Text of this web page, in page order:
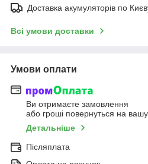
Доставка акумуляторів по
Всі умови доставки
Умови оплати
Ви отримаєте замовлення
або гроші повернуться на вашу
Детальніше
Післяплата